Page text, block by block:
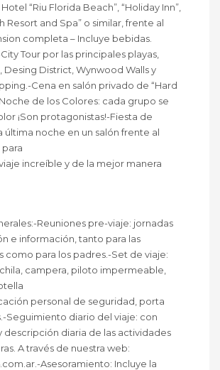
“Riu Florida Beach”, “Holiday Inn”,
Resort and Spa” o similar, frente al
completa – Incluye bebidas.
Tour por las principales playas,
Desing District, Wynwood Walls y
Cena en salón privado de “Hard
de los Colores: cada grupo se
¡Son protagonistas!-Fiesta de
última noche en un salón frente al
increíble y de la mejor manera
Reuniones pre-viaje: jornadas
e información, tanto para las
como para los padres.-Set de viaje:
campera, piloto impermeable,
personal de seguridad, porta
Seguimiento diario del viaje: con
descripción diaria de las actividades
A través de nuestra web:
Asesoramiento: Incluye la